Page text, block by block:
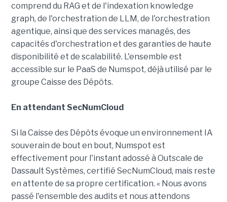
comprend du RAG et de l'indexation knowledge
graph, de l'orchestration de LLM, de l'orchestration
agentique, ainsi que des services managés, des
capacités d'orchestration et des garanties de haute
disponibilité et de scalabilité. L'ensemble est
accessible sur le PaaS de Numspot, déjà utilisé par le
groupe Caisse des Dépôts.
En attendant SecNumCloud
Si la Caisse des Dépôts évoque un environnement IA
souverain de bout en bout, Numspot est
effectivement pour l'instant adossé à Outscale de
Dassault Systèmes, certifié SecNumCloud, mais reste
en attente de sa propre certification. « Nous avons
passé l'ensemble des audits et nous attendons